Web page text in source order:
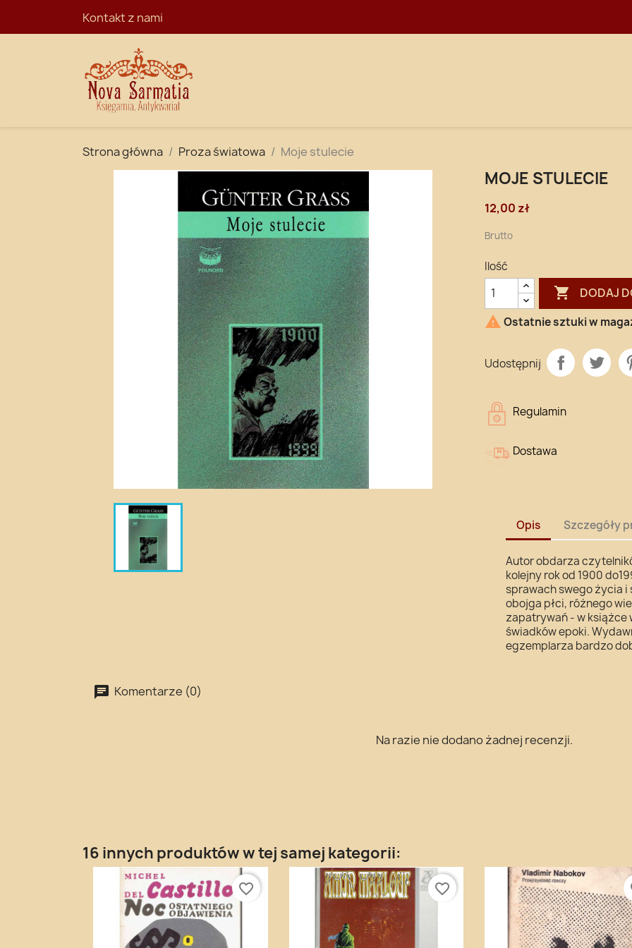
Kontakt z nami
Strona główna Proza światowa Moje stulecie
MOJE STULECIE
12,00 zł
Brutto
Ilość
 DODAJ
 Ostatnie sztuki w
Udostępnij
Regulamin
Dostawa
Opis Szczegóły
Autor obdarza
kolejny rok od 1900
sprawach swego życia i
obojga płci, różnego
zapatrywań - w
świadków epoki.
egzemplarza bardzo
Komentarze (0)
Na razie nie dodano żadnej recenzji.
16 innych produktów w tej samej kategorii:
favorite_border favorite_border